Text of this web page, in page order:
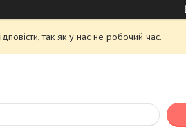
так як у нас не робочий час.